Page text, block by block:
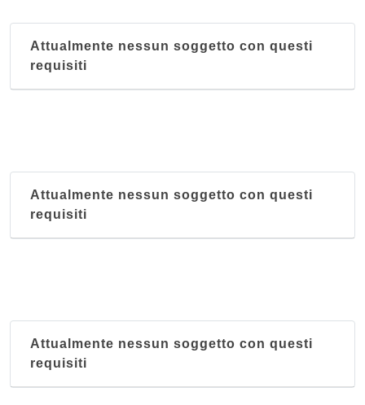
Attualmente nessun soggetto con questi
requisiti
Attualmente nessun soggetto con questi
requisiti
Attualmente nessun soggetto con questi
requisiti